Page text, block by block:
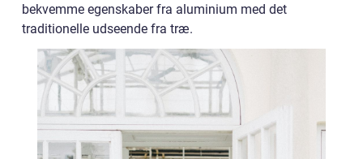
bekvemme egenskaber fra aluminium med det
traditionelle udseende fra træ.